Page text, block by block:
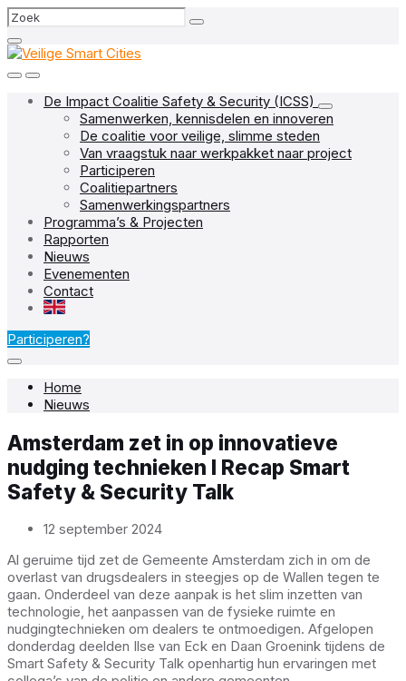
Skip
to
content
Skip
to
main
navigation
Skip
to
footer
Search
De Impact Coalitie Safety & Security (ICSS)
Samenwerken, kennisdelen en innoveren
De coalitie voor veilige, slimme steden
Van vraagstuk naar werkpakket naar project
Participeren
Coalitiepartners
Samenwerkingspartners
Programma’s & Projecten
Rapporten
Nieuws
Evenementen
Contact
EN
Participeren?
Home
Nieuws
Amsterdam zet in op innovatieve
nudging technieken I Recap Smart
Safety & Security Talk
12 september 2024
Al geruime tijd zet de Gemeente Amsterdam zich in om de
overlast van drugsdealers in steegjes op de Wallen tegen te
gaan. Onderdeel van deze aanpak is het slim inzetten van
technologie, het aanpassen van de fysieke ruimte en
nudgingtechnieken om dealers te ontmoedigen. Afgelopen
donderdag deelden Ilse van Eck en Daan Groenink tijdens de
Smart Safety & Security Talk openhartig hun ervaringen met